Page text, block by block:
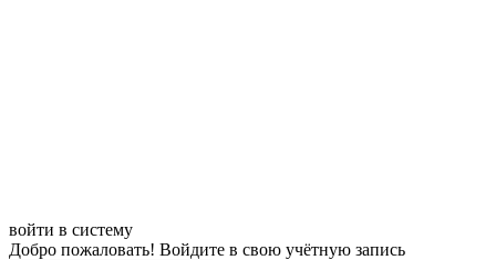
войти в систему
Добро пожаловать! Войдите в свою учётную запись